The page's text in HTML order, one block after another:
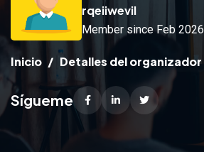
rqeiiwevil
Member since Feb 2026
Inicio Detalles del organizador
Sígueme